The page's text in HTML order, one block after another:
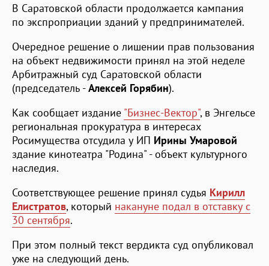
В Саратовской области продолжается кампания
по экспроприации зданий у предпринимателей.
Очередное решение о лишении прав пользования
на объект недвижимости принял на этой неделе
Арбитражный суд Саратовской области
(председатель -Алексей Горябин).
Как сообщает издание "Бизнес-Вектор", в Энгельсе
региональная прокуратура в интересах
Росимущества отсудила у ИП Ирины Умаровой
здание кинотеатра "Родина" - объект культурного
наследия.
Соответствующее решение принял судья Кирилл
Елистратов, который накануне подал в отставку с
30 сентября.
При этом полный текст вердикта суд опубликовал
уже на следующий день.